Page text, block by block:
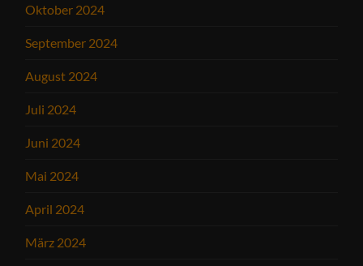
Oktober 2024
September 2024
August 2024
Juli 2024
Juni 2024
Mai 2024
April 2024
März 2024